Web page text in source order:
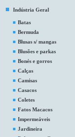
Indústria Geral
Batas
Bermuda
Blusas s/ mangas
Blusões e parkas
Bonés e gorros
Calças
Camisas
Casacos
Coletes
Fatos Macacos
Impermeáveis
Jardineira